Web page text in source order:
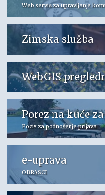
Web servis za upravljanje
Zimska služba
WebGIS
Porez na kuće
Poziv za podnošenje prijava
e-uprava
OBRASCI